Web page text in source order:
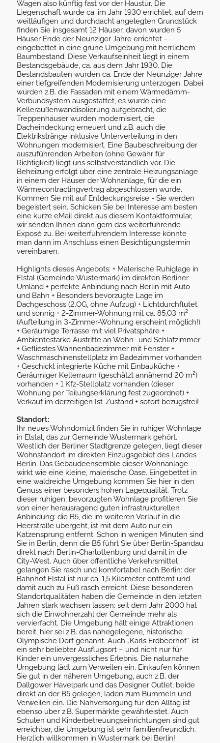
Wagen also künftig fast vor der Haustür. Die
Liegenschaft wurde ca. im Jahr 1930 errichtet, auf dem
weitläufigen und durchdacht angelegten Grundstück
finden Sie insgesamt 12 Häuser, davon wurden 5
Häuser Ende der Neunziger Jahre errichtet -
eingebettet in eine grüne Umgebung mit herrlichem
Baumbestand. Diese Verkaufseinheit liegt in einem
Bestandsgebäude, ca. aus dem Jahr 1930. Die
Bestandsbauten wurden ca. Ende der Neunziger Jahre
einer tiefgreifenden Modernisierung unterzogen. Dabei
wurden z.B. die Fassaden mit einem Wärmedämm-
Verbundsystem ausgestattet, es wurde eine
Kelleraußenwandisolierung aufgebracht, die
Treppenhäuser wurden modernisiert, die
Dacheindeckung erneuert und z.B. auch die
Elektrikstränge inklusive Unterverteilung in den
Wohnungen modernisiert. Eine Baubeschreibung der
auszuführenden Arbeiten (ohne Gewähr für
Richtigkeit) liegt uns selbstverständlich vor. Die
Beheizung erfolgt über eine zentrale Heizungsanlage
in einem der Häuser der Wohnanlage, für die ein
Wärmecontractingvertrag abgeschlossen wurde.
Kommen Sie mit auf Entdeckungsreise - Sie werden
begeistert sein. Schicken Sie bei Interesse am besten
eine kurze eMail direkt aus diesem Kontaktformular,
wir senden Ihnen dann gern das weiterführende
Exposé zu. Bei weiterführendem Interesse könnte
man dann im Anschluss einen Besichtigungstermin
vereinbaren.
Highlights dieses Angebots: + Malerische Ruhiglage in
Elstal (Gemeinde Wustermark) im direkten Berliner
Umland + perfekte Anbindung nach Berlin mit Auto
und Bahn + Besonders bevorzugte Lage im
Dachgeschoss (2.OG, ohne Aufzug) + Lichtdurchflutet
und sonnig + 2-Zimmer-Wohnung mit ca. 85,03 m²
(Aufteilung in 3-Zimmer-Wohnung erscheint möglich!)
+ Geräumige Terrasse mit viel Privatsphäre +
Ambientestarke Austritte an Wohn- und Schlafzimmer
+ Gefliestes Wannenbadezimmer mit Fenster +
Waschmaschinenstellplatz im Badezimmer vorhanden
+ Geschickt integrierte Küche mit Einbauküche +
Geräumiger Kellerraum (geschätzt annähernd 20 m²)
vorhanden + 1 Kfz-Stellplatz vorhanden (dieser
Wohnung per Teilungserklärung fest zugeordnet) +
Verkauf im derzeitigen Ist-Zustand + sofort bezugsfrei!
Standort:
Ihr neues Wohndomizil finden Sie in ruhiger Wohnlage
in Elstal, das zur Gemeinde Wustermark gehört.
Westlich der Berliner Stadtgrenze gelegen, liegt dieser
Wohnstandort im direkten Einzugsgebiet des Landes
Berlin. Das Gebäudeensemble dieser Wohnanlage
wirkt wie eine kleine, malerische Oase. Eingebettet in
eine waldreiche Umgebung kommen Sie hier in den
Genuss einer besonders hohen Lagequalität. Trotz
dieser ruhigen, bevorzugten Wohnlage profitieren Sie
von einer herausragend guten infrastrukturellen
Anbindung: die B5, die im weiteren Verlauf in die
Heerstraße übergeht, ist mit dem Auto nur ein
Katzensprung entfernt. Schon in wenigen Minuten sind
Sie in Berlin, denn die B5 führt Sie über Berlin-Spandau
direkt nach Berlin-Charlottenburg und damit in die
City-West. Auch über öffentliche Verkehrsmittel
gelangen Sie rasch und komfortabel nach Berlin: der
Bahnhof Elstal ist nur ca. 1,5 Kilometer entfernt und
damit auch zu Fuß rasch erreicht. Diese besonderen
Standortqualitäten haben die Gemeinde in den letzten
Jahren stark wachsen lassen: seit dem Jahr 2000 hat
sich die Einwohnerzahl der Gemeinde mehr als
vervierfacht. Die Umgebung hält einige Attraktionen
bereit, hier sei z.B. das nahegelegene, historische
Olympische Dorf genannt. Auch „Karls Erdbeerhof“ ist
ein sehr beliebter Ausflugsort – und nicht nur für
Kinder ein unvergessliches Erlebnis. Die naturnahe
Umgebung lädt zum Verweilen ein. Einkaufen können
Sie gut in der näheren Umgebung, auch z.B. der
Dallgower Havelpark und das Designer Outlet, beide
direkt an der B5 gelegen, laden zum Bummeln und
Verweilen ein. Die Nahversorgung für den Alltag ist
ebenso über z.B. Supermärkte gewährleistet. Auch
Schulen und Kinderbetreuungseinrichtungen sind gut
erreichbar, die Umgebung ist sehr familienfreundlich.
Herzlich willkommen in Wustermark bei Berlin!